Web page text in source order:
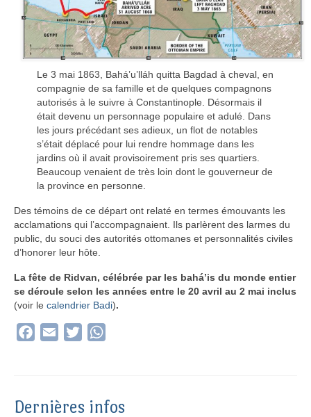
Le 3 mai 1863, Bahá’u’lláh quitta Bagdad à cheval, en
compagnie de sa famille et de quelques compagnons
autorisés à le suivre à Constantinople. Désormais il
était devenu un personnage populaire et adulé. Dans
les jours précédant ses adieux, un flot de notables
s’était déplacé pour lui rendre hommage dans les
jardins où il avait provisoirement pris ses quartiers.
Beaucoup venaient de très loin dont le gouverneur de
la province en personne.
Des témoins de ce départ ont relaté en termes émouvants les
acclamations qui l’accompagnaient. Ils parlèrent des larmes du
public, du souci des autorités ottomanes et personnalités civiles
d’honorer leur hôte.
La fête de Ridvan, célébrée par les bahá’is du monde entier
se déroule selon les années entre le 20 avril au 2 mai inclus
(voir le calendrier Badi).
Facebook
Email Twitter
Dernières infos